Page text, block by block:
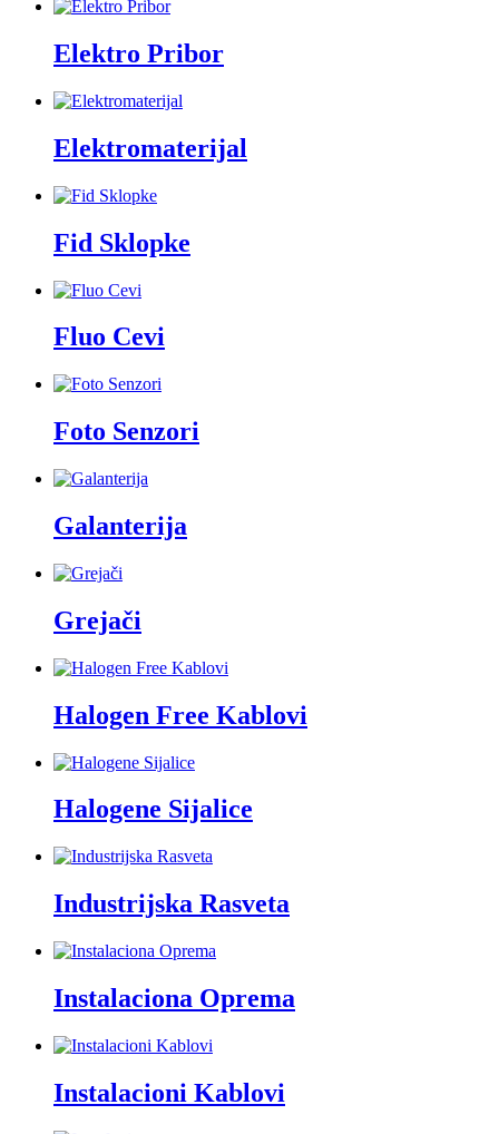
Elektro Pribor
Elektromaterijal
Fid Sklopke
Fluo Cevi
Foto Senzori
Galanterija
Grejači
Halogen Free Kablovi
Halogene Sijalice
Industrijska Rasveta
Instalaciona Oprema
Instalacioni Kablovi